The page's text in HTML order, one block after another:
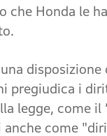
che Honda le
pregiudica i
legge, come il
anche come